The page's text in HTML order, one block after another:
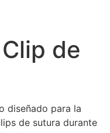
de
diseñado para la
de sutura durante